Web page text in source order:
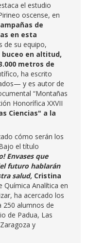
el estudio
oscense, en
de
en esta
de su equipo,
buceo en altitud,
metros de
ha escrito
y es autor de
“Montañas
Honorífica XXVII
Ciencias" a la
cómo serán los
el título
Envases que
futuro hablarán
salud, Cristina
Química Analítica en
ha acercado los
250 alumnos de
de Padua, Las
y